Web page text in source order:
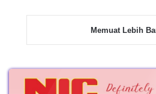
Memuat Lebih